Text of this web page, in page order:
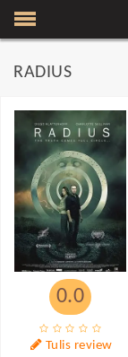
RADIUS
0.0
Tulis review